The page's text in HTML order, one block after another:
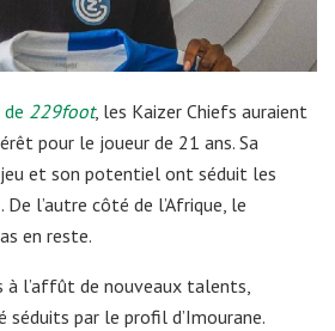
229foot, les Kaizer Chiefs auraient
pour le joueur de 21 ans. Sa
jeu et son potentiel ont séduit les
l’autre côté de l’Afrique, le
en reste.
à l’affût de nouveaux talents,
par le profil d’Imourane.